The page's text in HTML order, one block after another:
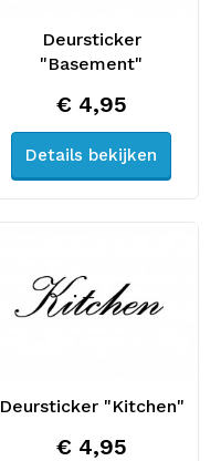
Deursticker
"Basement"
€ 4,95
Details bekijken
Deursticker "Kitchen"
€ 4,95